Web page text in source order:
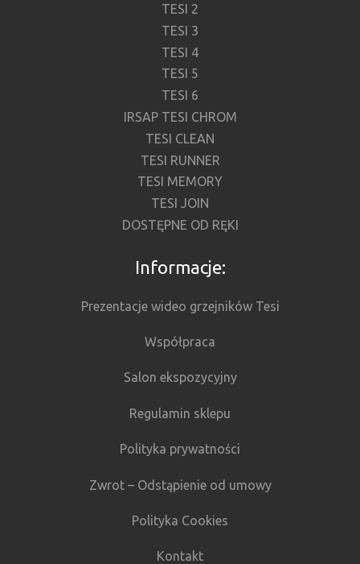
TESI 2
TESI 3
TESI 4
TESI 5
TESI 6
IRSAP TESI CHROM
TESI CLEAN
TESI RUNNER
TESI MEMORY
TESI JOIN
DOSTĘPNE OD RĘKI
Informacje:
Prezentacje wideo grzejników Tesi
Współpraca
Salon ekspozycyjny
Regulamin sklepu
Polityka prywatności
Zwrot – Odstąpienie od umowy
Polityka Cookies
Kontakt